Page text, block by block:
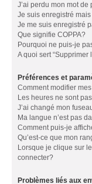
J’ai perdu mon mot de
Je suis enregistré
Je me suis enregistré
Que signifie COPPA?
Pourquoi ne puis-je
A quoi sert “Supprimer
Préférences et
Comment modifier
Les heures ne sont
J’ai changé mon
Ma langue n’est pas
Comment puis-je
Qu’est-ce que mon
Lorsque je clique sur
connecter?
Problèmes liés aux